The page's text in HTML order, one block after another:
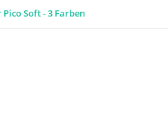
Soft - 3 Farben